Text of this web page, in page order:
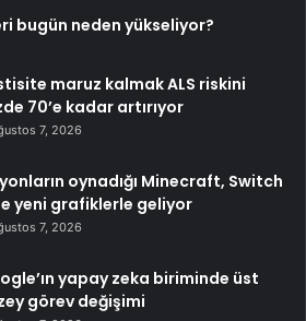
bugün neden yükseliyor?
maruz kalmak ALS riskini
70’e kadar artırıyor
7, 2026
oynadığı Minecraft, Switch
yeni grafiklerle geliyor
7, 2026
yapay zeka biriminde üst
görev değişimi